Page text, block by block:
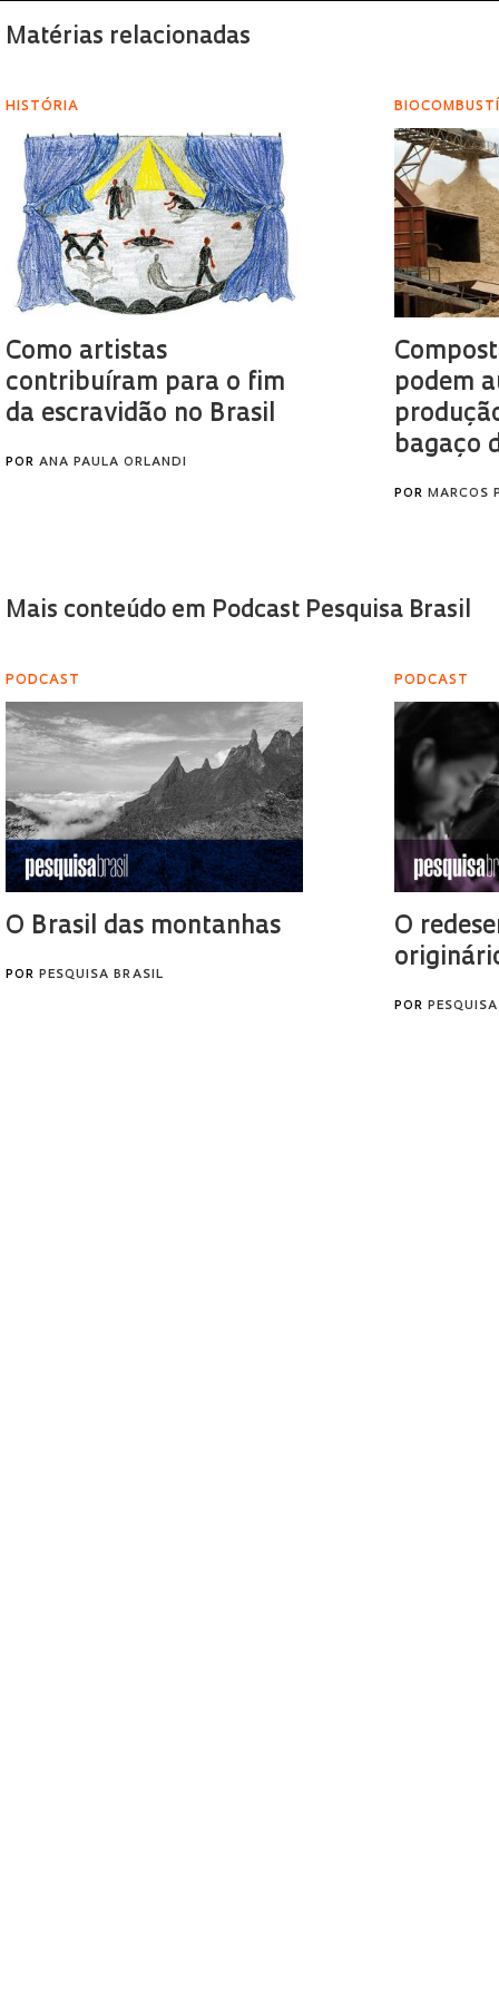
Matérias relacionadas
HISTÓRIA
Como artistas
contribuíram para o fim
da escravidão no Brasil
POR ANA PAULA ORLANDI
podem
bagaço
PORMARCOS
Mais conteúdo em Podcast Pesquisa Brasil
PODCAST
O Brasil das montanhas
POR PESQUISA BRASIL
PODCAST
O
POR